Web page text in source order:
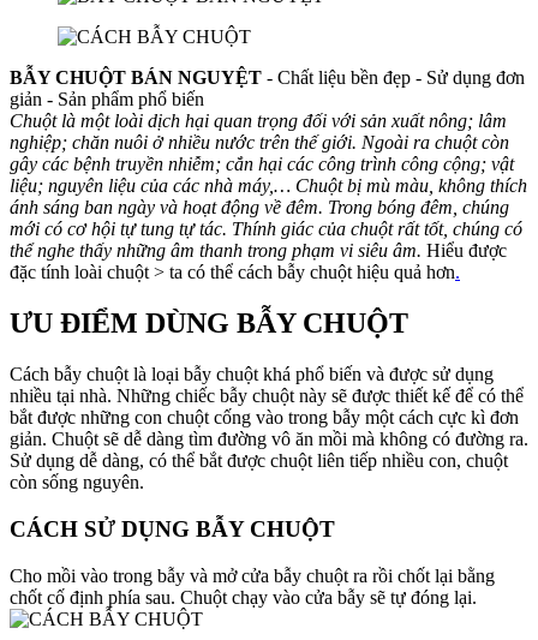
BẪY CHUỘT BÁN NGUYỆT - Chất liệu bền đẹp - Sử dụng đơn
giản - Sản phẩm phổ biến
Chuột là một loài dịch hại quan trọng đối với sản xuất nông; lâm
nghiệp; chăn nuôi ở nhiều nước trên thế giới. Ngoài ra chuột còn
gây các bệnh truyền nhiễm; cắn hại các công trình công cộng; vật
liệu; nguyên liệu của các nhà máy,… Chuột bị mù màu, không thích
ánh sáng ban ngày và hoạt động về đêm. Trong bóng đêm, chúng
mới có cơ hội tự tung tự tác. Thính giác của chuột rất tốt, chúng có
thể nghe thấy những âm thanh trong phạm vi siêu âm. Hiểu được
đặc tính loài chuột > ta có thể cách bẫy chuột hiệu quả hơn.
ƯU ĐIỂM DÙNG BẪY CHUỘT
Cách bẫy chuột là loại bẫy chuột khá phổ biến và được sử dụng
nhiều tại nhà. Những chiếc bẫy chuột này sẽ được thiết kế để có thể
bắt được những con chuột cống vào trong bẫy một cách cực kì đơn
giản. Chuột sẽ dễ dàng tìm đường vô ăn mồi mà không có đường ra.
Sử dụng dễ dàng, có thể bắt được chuột liên tiếp nhiều con, chuột
còn sống nguyên.
CÁCH SỬ DỤNG BẪY CHUỘT
Cho mồi vào trong bẫy và mở cửa bẫy chuột ra rồi chốt lại bằng
chốt cố định phía sau. Chuột chạy vào cửa bẫy sẽ tự đóng lại.